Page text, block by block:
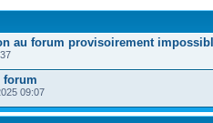
au forum provisoirement
forum
09:07